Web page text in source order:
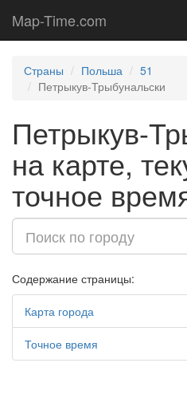
Map-Time.com
Страны Польша
51
Петрыкув-Трыбунальски
Петрыкув-
на карте,
точное
Содержание страницы:
Карта города
Точное время